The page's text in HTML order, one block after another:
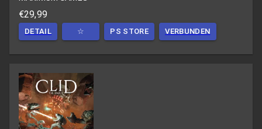
€29,99
DETAIL ☆ PS STORE VERBUNDEN